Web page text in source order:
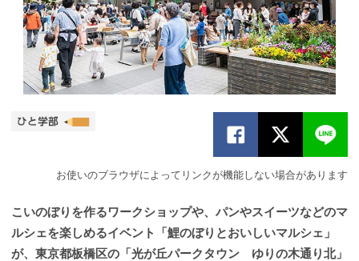
お使いのブラウザによってリンクが機能しない場合があります
こいのぼりを作るワークショップや、パンやスイーツなどのマ
ルシェを楽しめるイベント「鯉のぼりとおいしいマルシェ」
が、東京都板橋区の「光が丘パークタウン ゆりの木通り北」